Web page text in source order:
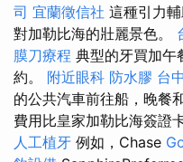
司 宜蘭徵信社 這種引力
對加勒比海的壯麗景色。
膜刀療程 典型的牙買加午
約。 附近眼科 防水膠 台
的公共汽車前往船，晚餐
費用比皇家加勒比海簽證
人工植牙 例如，Chase